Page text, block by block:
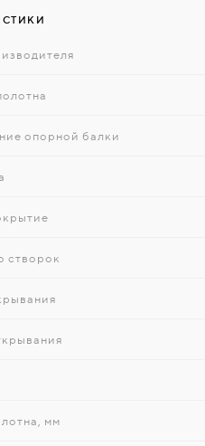
опорной балки
створок
мм